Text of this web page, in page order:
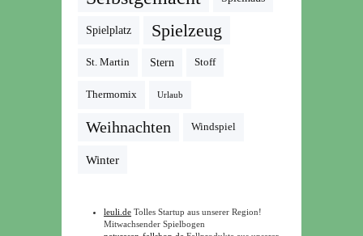
Spielplatz Spielzeug
St. Martin Stern Stoff
Thermomix Urlaub
Weihnachten Windspiel
Winter
leuli.de Tolles Startup aus unserer Region!
Mitwachsender Spielbogen